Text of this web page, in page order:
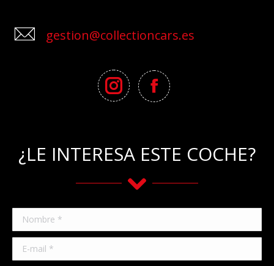
gestion@collectioncars.es
¿LE INTERESA ESTE COCHE?